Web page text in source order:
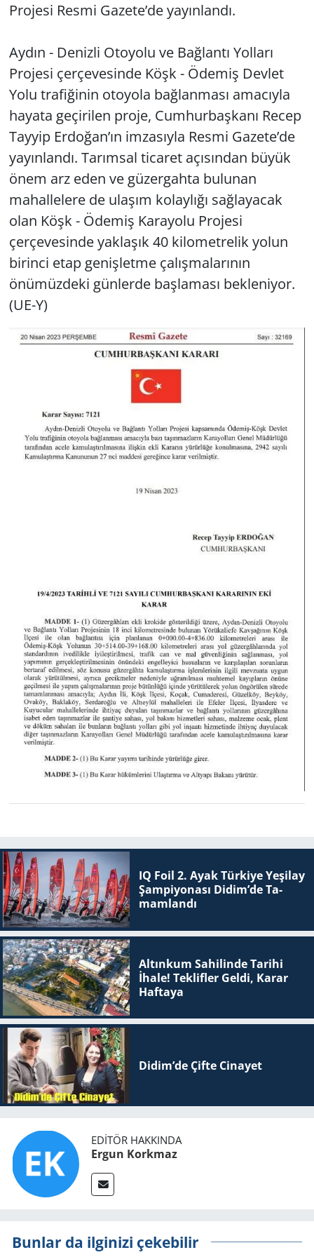
Projesi Resmi Gazete’de yayınlandı.
Aydın - Denizli Otoyolu ve Bağlantı Yolları
Projesi çerçevesinde Köşk - Ödemiş Devlet
Yolu trafiğinin otoyola bağlanması amacıyla
hayata geçirilen proje, Cumhurbaşkanı Recep
Tayyip Erdoğan’ın imzasıyla Resmi Gazete’de
yayınlandı. Tarımsal ticaret açısından büyük
önem arz eden ve güzergahta bulunan
mahallelere de ulaşım kolaylığı sağlayacak
olan Köşk - Ödemiş Karayolu Projesi
çerçevesinde yaklaşık 40 kilometrelik yolun
birinci etap genişletme çalışmalarının
önümüzdeki günlerde başlaması bekleniyor.
(UE-Y)
IQ Foil 2. Ayak Tür­ki­ye Ye­şi­lay
Şam­pi­yo­na­sı Didim’de Ta­
mam­lan­dı
Altınkum Sahilinde Tarihi
İhale! Teklifler Geldi, Karar
Haftaya
Didim’de Çifte Ci­na­yet
EDITÖR HAKKINDA
Ergun Korkmaz
Bunlar da ilginizi çekebilir